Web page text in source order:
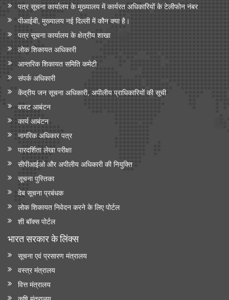
पत्र सूचना कार्यालय के मुख्यालय में कार्यरत अधिकारियों के टेलीफोन नंबर
पीआईबी, मुख्यालय नई दिल्ली में कौन क्या है।
पत्र सूचना कार्यालय के क्षेत्रीय शाखा
लोक शिकायत अधिकारी
आन्‍तरिक शिकायत समिति कमेटी
संपर्क अधिकारी
केंद्रीय जन सूचना अधिकारी, अपीलीय प्राधिकारियों की सूची
बजट आबंटन
कार्य आबंटन
नागरिक अधिकार पत्र
पारदर्शिता लेखा परीक्षा
सीपीआईओ और अपी‍लीय अधिकारी की नियुक्ति
सूचना पुस्तिका
वेब सूचना प्रबंधक
लोक शिकायत निवेदन करने के लिए पोर्टल
शी बॉक्स पोर्टल
भारत सरकार के लिंक्‍स
सूचना एवं प्रसारण मंत्रालय
वस्त्र मंत्रालय
वित्त मंत्रालय